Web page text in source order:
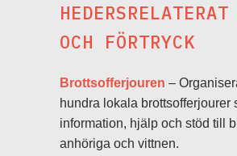
OCH FÖRTRYCK
Brottsofferjouren –
hundra lokala brottsofferjourer
information, hjälp och stöd till
anhöriga och vittnen.